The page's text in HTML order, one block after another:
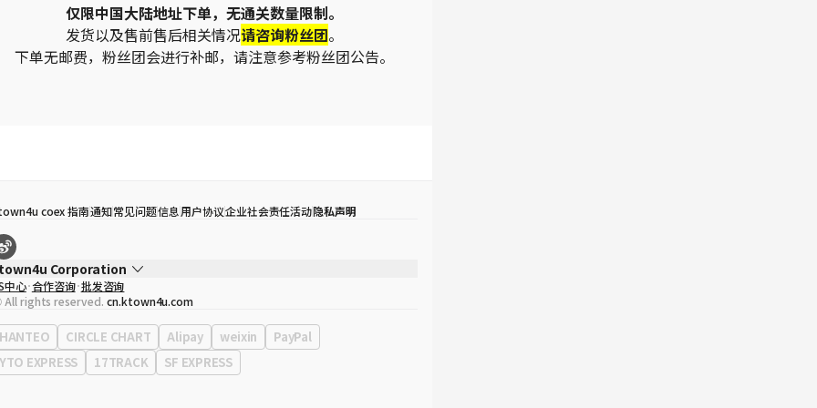
仅限中国大陆地址下单，无通关数量限制。
发货以及售前售后相关情况请咨询粉丝团。
下单无邮费，粉丝团会进行补邮，请注意参考粉丝团公告。
coex 指南通知常见问题信息用户协议企业社会责任活动隐私声明
Corporation
宋効珉
业执照 120-87-71116
地址 首尔特别市 江南区 岭东大路 513号 3楼 （三成洞， coex)
中心 合作咨询 批发咨询
rights reserved. cn.ktown4u.com
HANTEO CIRCLE CHART Alipay weixin
PayPal
YTO EXPRESS
17TRACK SF EXPRESS